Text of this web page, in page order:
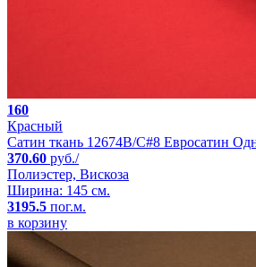
160
Красный
Сатин ткань 12674B/C#8 Евросатин
370.60 руб./
Полиэстер, Вискоза
Ширина: 145 см.
3195.5 пог.м.
в корзину